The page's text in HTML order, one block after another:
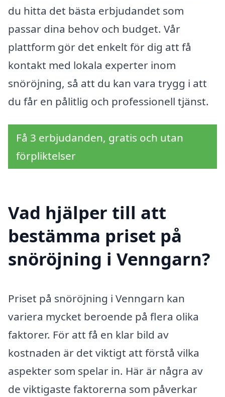
du hitta det bästa erbjudandet som
passar dina behov och budget. Vår
plattform gör det enkelt för dig att få
kontakt med lokala experter inom
snöröjning, så att du kan vara trygg i att
du får en pålitlig och professionell tjänst.
Få 3 erbjudanden, gratis och utan
förpliktelser
Vad hjälper till att
bestämma priset på
snöröjning i Venngarn?
Priset på snöröjning i Venngarn kan
variera mycket beroende på flera olika
faktorer. För att få en klar bild av
kostnaden är det viktigt att förstå vilka
aspekter som spelar in. Här är några av
de viktigaste faktorerna som påverkar